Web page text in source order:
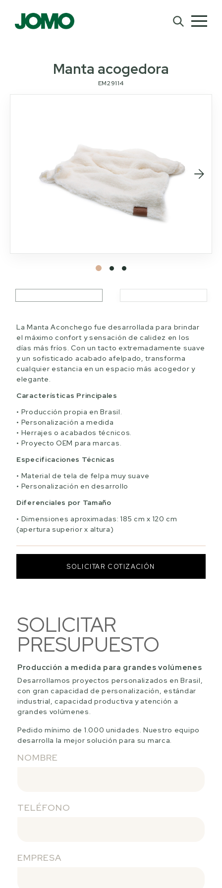
Manta acogedora
EM29114
La Manta Aconchego fue desarrollada para brindar
el máximo confort y sensación de calidez en los
días más fríos. Con un tacto extremadamente suave
y un sofisticado acabado afelpado, transforma
cualquier estancia en un espacio más acogedor y
elegante.
Características Principales
Producción propia en Brasil.
Personalización a medida
Herrajes o acabados técnicos.
Proyecto OEM para marcas.
Especificaciones Técnicas
Material de tela de felpa muy suave
Personalización en desarrollo
Diferenciales por Tamaño
Dimensiones aproximadas: 185 cm x 120 cm
(apertura superior x altura)
SOLICITAR COTIZACIÓN
SOLICITAR
PRESUPUESTO
Producción a medida para grandes volúmenes
Desarrollamos proyectos personalizados en Brasil,
con gran capacidad de personalización, estándar
industrial, capacidad productiva y atención a
grandes volúmenes.
Pedido mínimo de 1.000 unidades. Nuestro equipo
desarrolla la mejor solución para su marca.
NOMBRE
TELÉFONO
EMPRESA